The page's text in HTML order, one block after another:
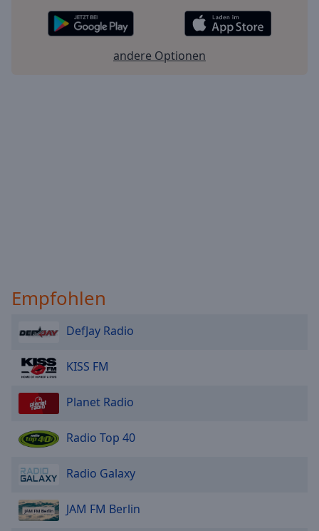
andere Optionen
Empfohlen
DefJay Radio
KISS FM
Planet Radio
Radio Top 40
Radio Galaxy
JAM FM Berlin